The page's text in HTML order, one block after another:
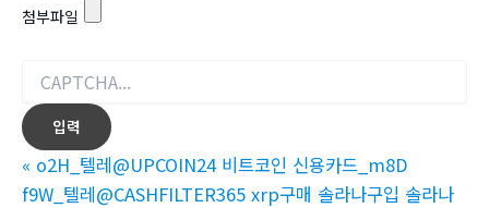
첨부파일
« o2H_텔레@UPCOIN24 비트코인 신용카드_m8D
f9W_텔레@CASHFILTER365 xrp구매 솔라나구입 솔라나